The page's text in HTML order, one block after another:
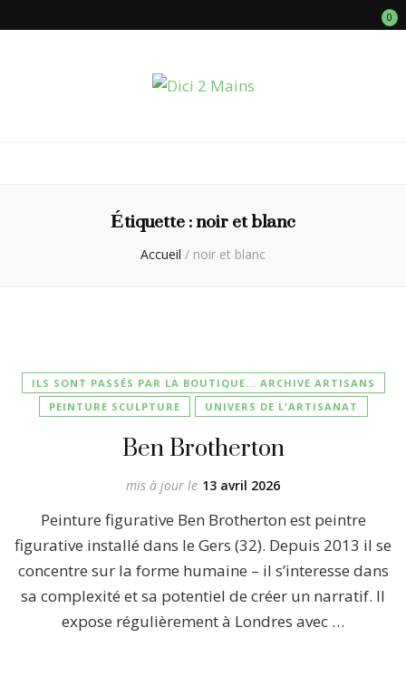
0
Étiquette :noir et blanc
Accueil / noir et blanc
ILS SONT PASSÉS PAR LA BOUTIQUE... ARCHIVE ARTISANS
PEINTURE SCULPTURE
UNIVERS DE L'ARTISANAT
Ben Brotherton
mis à jour le 13 avril 2026
Peinture figurative Ben Brotherton est peintre
figurative installé dans le Gers (32). Depuis 2013 il se
concentre sur la forme humaine – il s’interesse dans
sa complexité et sa potentiel de créer un narratif. Il
expose régulièrement à Londres avec …